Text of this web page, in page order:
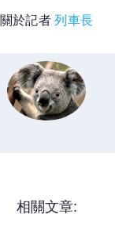
關於記者列車長
相關文章: